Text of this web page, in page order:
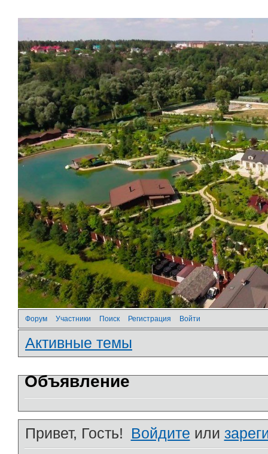
Форум Участники Поиск Регистрация Войти
Активные темы
Объявление
Привет, Гость! Войдите или